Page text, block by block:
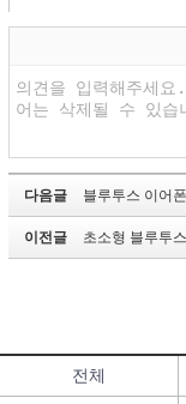
다음글 블루투스 이어
이전글 초소형 블루투스 이
전체